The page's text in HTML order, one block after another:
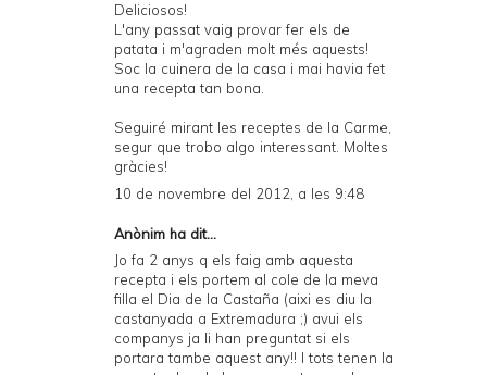
Deliciosos!
L'any passat vaig provar fer els de
patata i m'agraden molt més aquests!
Soc la cuinera de la casa i mai havia fet
una recepta tan bona.
Seguiré mirant les receptes de la Carme,
segur que trobo algo interessant. Moltes
gràcies!
10 de novembre del 2012, a les 9:48
Anònim ha dit...
Jo fa 2 anys q els faig amb aquesta
recepta i els portem al cole de la meva
filla el Dia de la Castaña (aixi es diu la
castanyada a Extremadura ;) avui els
companys ja li han preguntat si els
portara tambe aquest any!! I tots tenen la